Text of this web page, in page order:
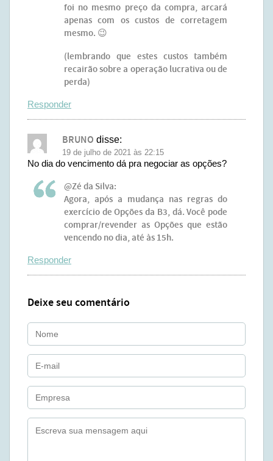
foi no mesmo preço da compra, arcará
apenas com os custos de corretagem
mesmo. 😉
(lembrando que estes custos também
recairão sobre a operação lucrativa ou de
perda)
Responder
BRUNO disse:
19 de julho de 2021 às 22:15
No dia do vencimento dá pra negociar as opções?
@Zé da Silva:
Agora, após a mudança nas regras do
exercício de Opções da B3, dá. Você pode
comprar/revender as Opções que estão
vencendo no dia, até às 15h.
Responder
Deixe seu comentário